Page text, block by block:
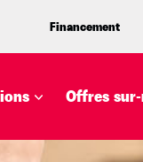
Financement
Offres